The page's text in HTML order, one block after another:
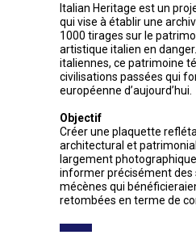
Italian Heritage est un
qui vise à établir une
1000 tirages sur le
artistique italien en
italiennes, ce patrimoine
civilisations passées qui
européenne d’aujourd’hui.
Objectif
Créer une plaquette
architectural et
largement
informer précisément des
mécènes qui
retombées en terme de